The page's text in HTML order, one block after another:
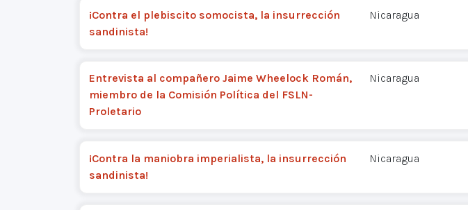
¡Contra el plebiscito somocista, la insurrección
sandinista!
Nicaragua
Entrevista al compañero Jaime Wheelock Román,
miembro de la Comisión Política del FSLN-
Proletario
Nicaragua
¡Contra la maniobra imperialista, la insurrección
sandinista!
Nicaragua